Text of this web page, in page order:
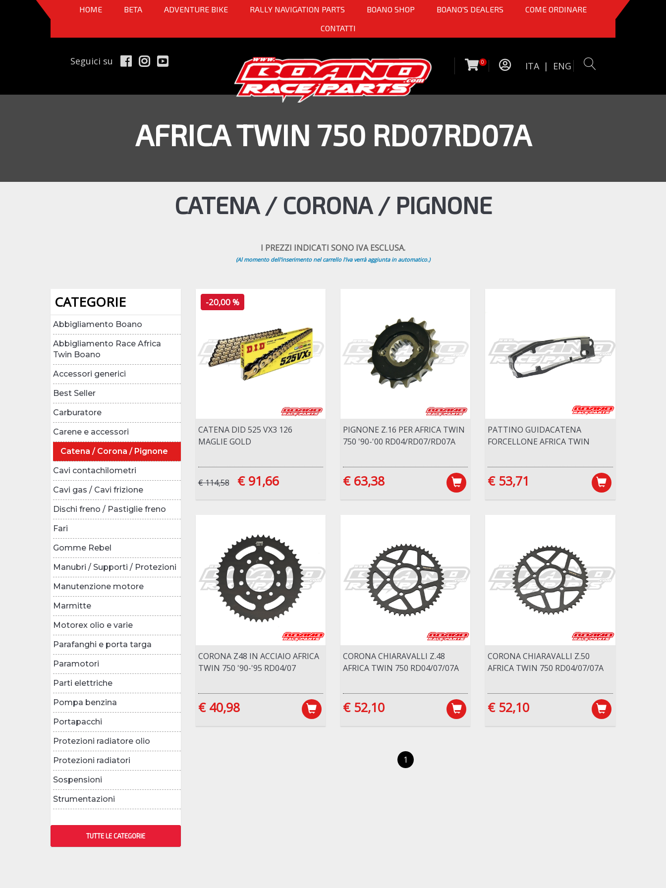
HOME BETA ADVENTURE BIKE RALLY NAVIGATION PARTS BOANO SHOP BOANO'S DEALERS
COME ORDINARE
CONTATTI
Seguici su 0 ITA | ENG
AFRICA TWIN 750 RD07RD07A
CATENA / CORONA / PIGNONE
I PREZZI INDICATI SONO IVA ESCLUSA.
(Al momento dell'inserimento nel carrello l'iva verrà aggiunta in automatico.)
CATEGORIE
Abbigliamento Boano
Abbigliamento Race Africa
Twin Boano
Accessori generici
Best Seller
Carburatore
Carene e accessori
Catena / Corona / Pignone
Cavi contachilometri
Cavi gas / Cavi frizione
Dischi freno / Pastiglie freno
Fari
Gomme Rebel
Manubri / Supporti / Protezioni
Manutenzione motore
Marmitte
Motorex olio e varie
Parafanghi e porta targa
Paramotori
Parti elettriche
Pompa benzina
Portapacchi
Protezioni radiatore olio
Protezioni radiatori
Sospensioni
Strumentazioni
TUTTE LE CATEGORIE
-20,00 %
CATENA DID 525 VX3 126
MAGLIE GOLD
€ 114,58 € 91,66
PIGNONE Z.16 PER AFRICA TWIN
750 '90-'00 RD04/RD07/RD07A
€ 63,38
PATTINO GUIDACATENA
FORCELLONE AFRICA TWIN
€ 53,71
CORONA Z48 IN ACCIAIO AFRICA
TWIN 750 '90-'95 RD04/07
€ 40,98
CORONA CHIARAVALLI Z.48
AFRICA TWIN 750 RD04/07/07A
€ 52,10
CORONA CHIARAVALLI Z.50
AFRICA TWIN 750 RD04/07/07A
€ 52,10
1